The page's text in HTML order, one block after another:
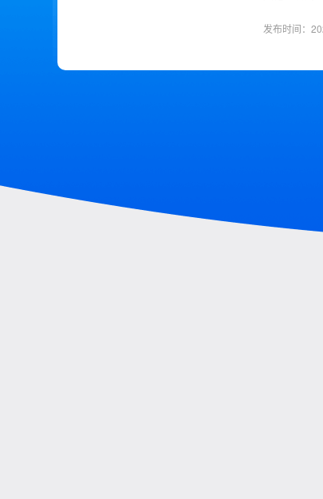
发布时间：